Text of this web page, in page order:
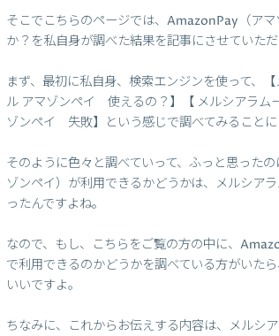
そこでこちらのページでは、AmazonPay（ア
か？を私自身が調べた結果を記事にさせていただ
まず、最初に私自身、検索エンジンを使って、
ル アマゾンペイ 使えるの？】【 メルシアラム
ゾンペイ 失敗】という感じで調べてみることに
そのように色々と調べていって、ふっと思った
ゾンペイ）が利用できるかどうかは、メルシア
ったんですよね。
なので、もし、こちらをご覧の方の中に、
で利用できるのかどうかを調べている方がいた
いいですよ。
ちなみに、これからお伝えする内容は、メルシ